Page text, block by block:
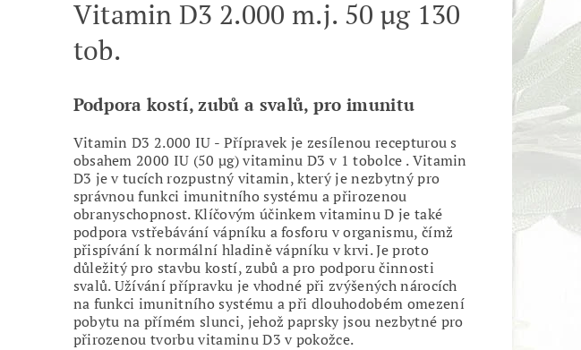
Vitamin D3 2.000 m.j. 50 µg 130
tob.
Podpora kostí, zubů a svalů, pro imunitu
Vitamin D3 2.000 IU - Přípravek je zesílenou recepturou s
obsahem 2000 IU (50 µg) vitaminu D3 v 1 tobolce . Vitamin
D3 je v tucích rozpustný vitamin, který je nezbytný pro
správnou funkci imunitního systému a přirozenou
obranyschopnost. Klíčovým účinkem vitaminu D je také
podpora vstřebávání vápníku a fosforu v organismu, čímž
přispívání k normální hladině vápníku v krvi. Je proto
důležitý pro stavbu kostí, zubů a pro podporu činnosti
svalů. Užívání přípravku je vhodné při zvýšených nárocích
na funkci imunitního systému a při dlouhodobém omezení
pobytu na přímém slunci, jehož paprsky jsou nezbytné pro
přirozenou tvorbu vitaminu D3 v pokožce.